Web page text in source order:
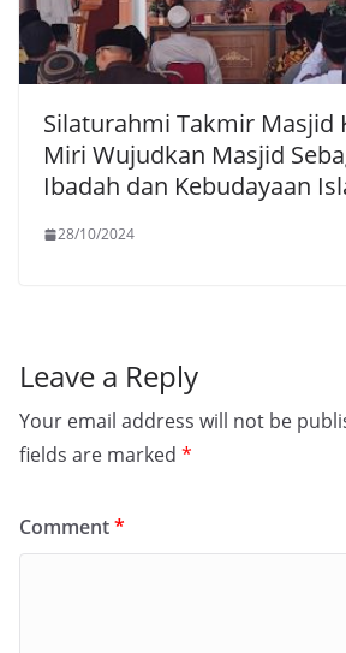
Silaturahmi Takmir Masjid
Miri Wujudkan Masjid
Ibadah dan Kebudayaan
28/10/2024
Leave a Reply
Your email address will not be
fields are marked *
Comment*